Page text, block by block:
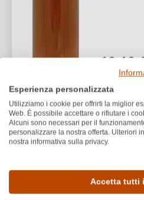
10,10
13,47 €/L
1
2025
Blanc
Esperienza personalizzata
Utilizziamo i cookie per offrirti la miglior
Web. È possibile accettare o rifiutare i
Alcuni sono necessari per il
personalizzare la nostra offerta. Ulteriori
nostra informativa sulla privacy.
Accetta tutti